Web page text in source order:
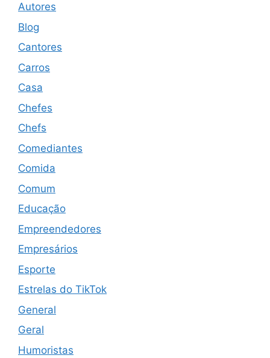
Autores
Blog
Cantores
Carros
Casa
Chefes
Chefs
Comediantes
Comida
Comum
Educação
Empreendedores
Empresários
Esporte
Estrelas do TikTok
General
Geral
Humoristas